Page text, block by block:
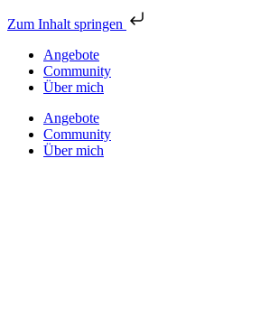
Zum Inhalt springen
Angebote
Community
Über mich
Angebote
Community
Über mich